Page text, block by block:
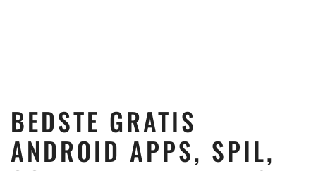
BEDSTE GRATIS
ANDROID APPS, SPIL,